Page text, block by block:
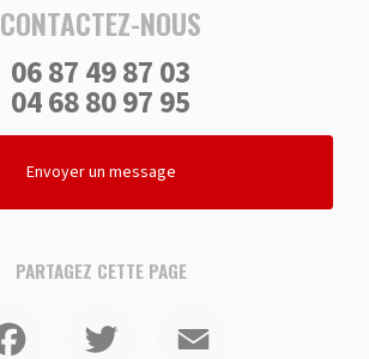
CONTACTEZ-NOUS
06 87 49 87 03
04 68 80 97 95
Envoyer un message
PARTAGEZ CETTE PAGE